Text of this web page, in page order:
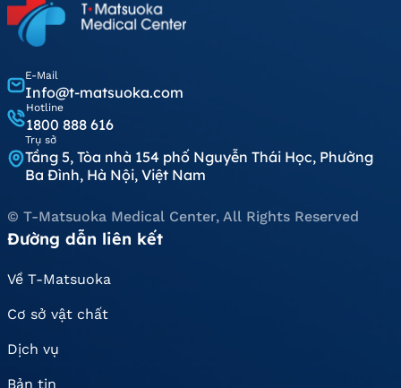
E-Mail
Info@t-matsuoka.com
Hotline
1800 888 616
Trụ sở
Tầng 5, Tòa nhà 154 phố Nguyễn Thái Học, Phường
Ba Đình, Hà Nội, Việt Nam
© T-Matsuoka Medical Center, All Rights Reserved
Đường dẫn liên kết
Về T-Matsuoka
Cơ sở vật chất
Dịch vụ
Bản tin